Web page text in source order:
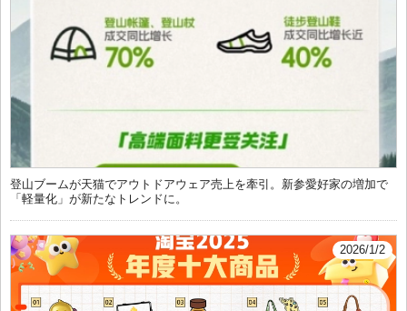
登山ブームが天猫でアウトドアウェア売上を牽引。新参愛好家の増加で
「軽量化」が新たなトレンドに。
2026/1/2